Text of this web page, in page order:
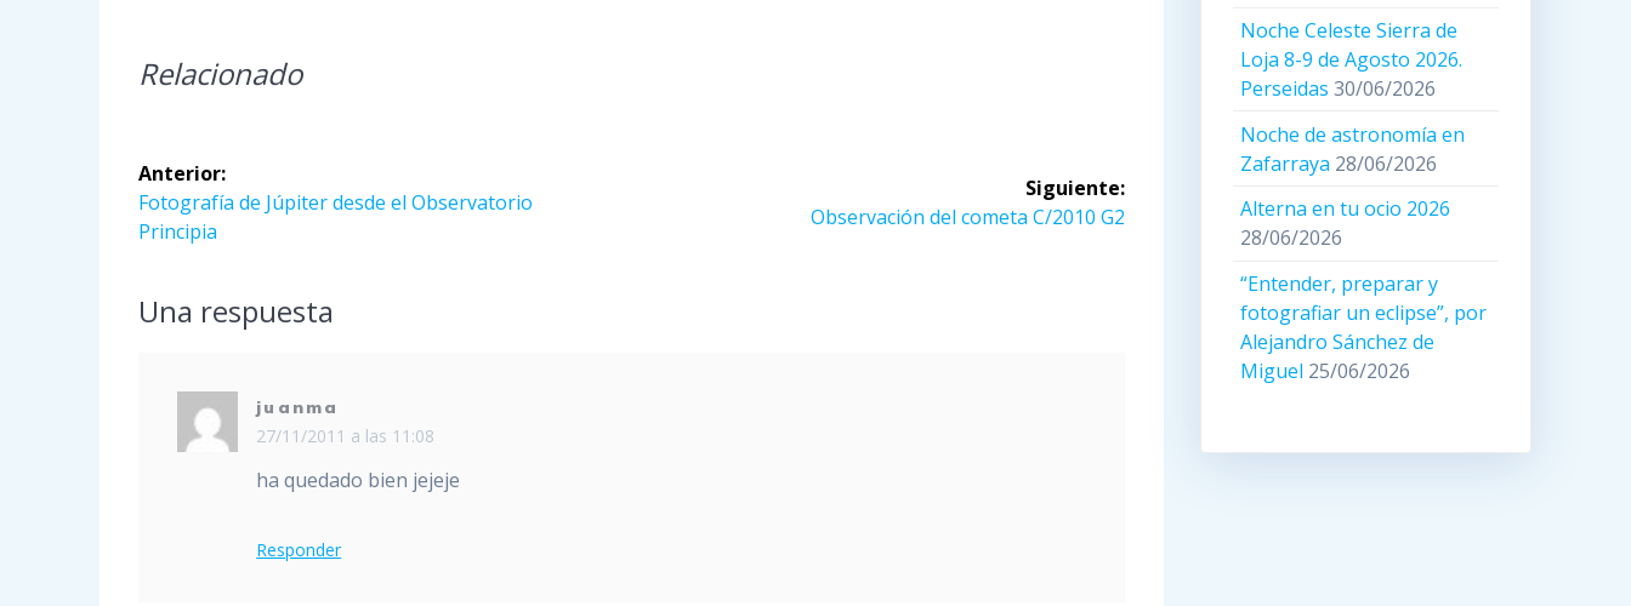
Relacionado
Navegación
de
Anterior:
Entrada
anterior:
Fotografía de Júpiter desde el Observatorio
Principia
Siguiente:
Siguiente
Observación del cometa C/2010 G2
Una respuesta
juanma
27/11/2011 a las 11:08
ha quedado bien jejeje
Responder
Noche Celeste Sierra de
Loja 8-9 de Agosto 2026.
Perseidas 30/06/2026
Noche de astronomía en
Zafarraya 28/06/2026
Alterna en tu ocio 2026
28/06/2026
“Entender, preparar y
fotografiar un eclipse”, por
Alejandro Sánchez de
Miguel 25/06/2026